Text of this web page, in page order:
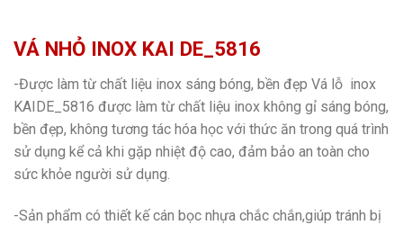
VÁ NHỎ INOX KAI DE_5816
-Được làm từ chất liệu inox sáng bóng, bền đẹp Vá lỗ inox
KAIDE_5816 được làm từ chất liệu inox không gỉ sáng bóng,
bền đẹp, không tương tác hóa học với thức ăn trong quá trình
sử dụng kể cả khi gặp nhiệt độ cao, đảm bảo an toàn cho
sức khỏe người sử dụng.
-Sản phẩm có thiết kế cán bọc nhựa chắc chắn,giúp tránh bị